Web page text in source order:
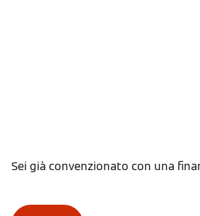
Sei già convenzionato con una